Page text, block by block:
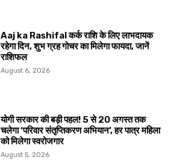
Aaj ka Rashifal कर्क राशि के लिए लाभदायक
रहेगा दिन, शुभ ग्रह गोचर का मिलेगा फायदा, जानें
राशिफल
August 6, 2026
योगी सरकार की बड़ी पहल! 5 से 20 अगस्त तक
चलेगा ‘परिवार संतृप्तिकरण अभियान’, हर पात्र महिला
को मिलेगा स्वरोजगार
August 5, 2026